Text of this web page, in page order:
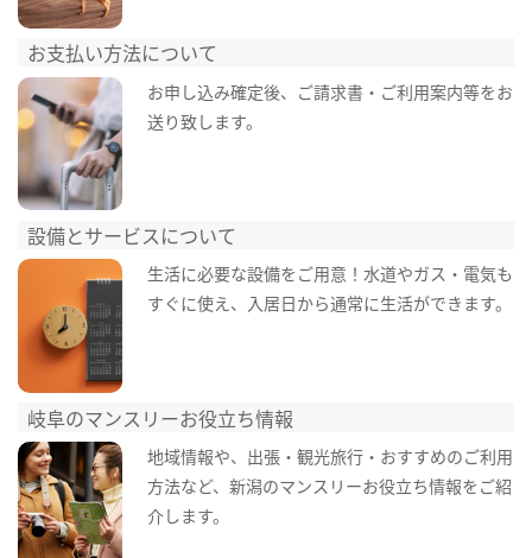
お支払い方法について
お申し込み確定後、ご請求書・ご利用案内等をお
送り致します。
設備とサービスについて
生活に必要な設備をご用意！水道やガス・電気も
すぐに使え、入居日から通常に生活ができます。
岐阜のマンスリーお役立ち情報
地域情報や、出張・観光旅行・おすすめのご利用
方法など、新潟のマンスリーお役立ち情報をご紹
介します。